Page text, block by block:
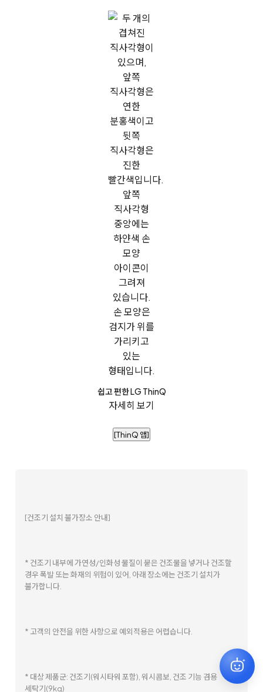
쉽고 편한 LG ThinQ
자세히 보기
[ThinQ 앱]
[건조기 설치 불가장소 안내]
* 건조기 내부에 가연성/인화성 물질이 묻은 건조물을 넣거나 건조할
경우 폭발 또는 화재의 위험이 있어, 아래 장소에는 건조기 설치가
불가합니다.
* 고객의 안전을 위한 사항으로 예외적용은 어렵습니다.
* 대상 제품군: 건조기(워시타워 포함), 워시콤보, 건조 기능 겸용
세탁기(9kg)